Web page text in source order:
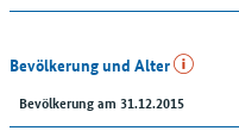
Bevölkerung und Alter
Bevölkerung am 31.12.2015